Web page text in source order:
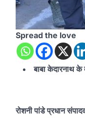
Spread the love
बाबा केदारनाथ के
रोशनी पांडे प्रधान